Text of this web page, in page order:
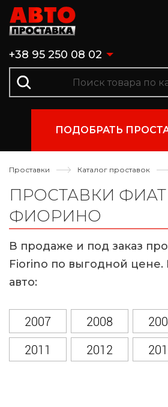
+38 95 250 08 02
ПОДОБРАТЬ
Проставки Каталог проставок
ПРОСТАВКИ ФИАТ
ФИОРИНО
В продаже и под заказ
Fiorino по выгодной
авто:
2007 2008
2011
2012